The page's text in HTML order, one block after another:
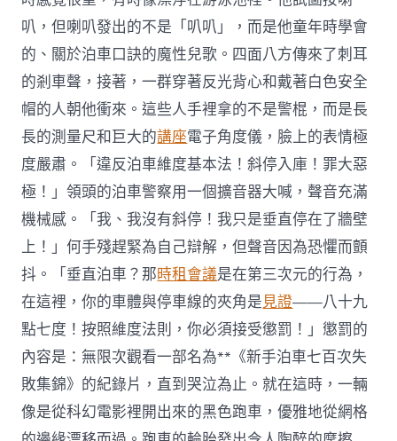
叭，但喇叭發出的不是「叭叭」，而是他童年時學會
的、關於泊車口訣的魔性兒歌。四面八方傳來了刺耳
的剎車聲，接著，一群穿著反光背心和戴著白色安全
帽的人朝他衝來。這些人手裡拿的不是警棍，而是長
長的測量尺和巨大的講座電子角度儀，臉上的表情極
度嚴肅。「違反泊車維度基本法！斜停入庫！罪大惡
極！」領頭的泊車警察用一個擴音器大喊，聲音充滿
機械感。「我、我沒有斜停！我只是垂直停在了牆壁
上！」何手殘趕緊為自己辯解，但聲音因為恐懼而顫
抖。「垂直泊車？那時租會議是在第三次元的行為，
在這裡，你的車體與停車線的夾角是見證——八十九
點七度！按照維度法則，你必須接受懲罰！」懲罰的
內容是：無限次觀看一部名為**《新手泊車七百次失
敗集錦》的紀錄片，直到哭泣為止。就在這時，一輛
像是從科幻電影裡開出來的黑色跑車，優雅地從網格